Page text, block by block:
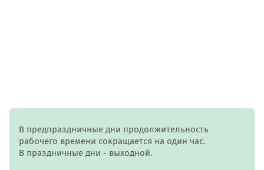
В предпраздничные дни продолжительность
рабочего времени сокращается на один час.
В праздничные дни - выходной.